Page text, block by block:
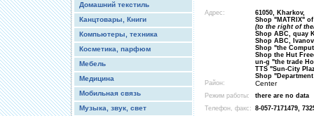
Домашний текстиль
Канцтовары, Книги
Компьютеры, техника
Косметика, парфюм
Мебель
Медицина
Мобильная связь
Музыка, звук, свет
Адрес:
61050, Kharkov,
Shop "MATRIX"
(to the right of
Shop ABC, quay
Shop ABC,
Shop "the
Shop the Hut
un-g "the trade
TTS "Sun-City
Shop
Район:
Center
Режим работы:
there are no data
Телефон, факс: 8-057-7171479,